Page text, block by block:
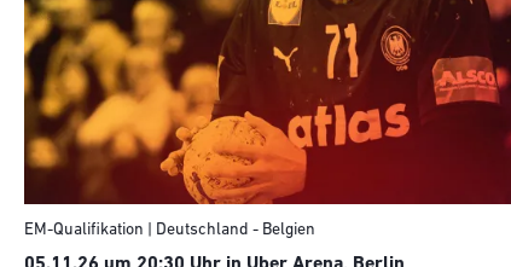
EM-Qualifikation | Deutschland - Belgien